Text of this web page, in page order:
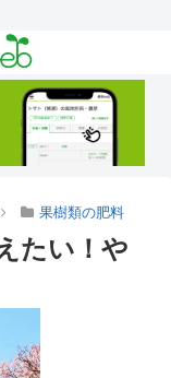
果樹類の肥料
たい！や